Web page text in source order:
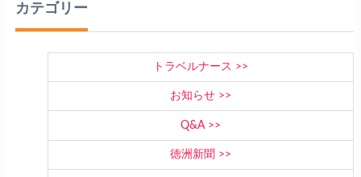
カテゴリー
トラベルナース
お知らせ
Q&A
徳洲新聞